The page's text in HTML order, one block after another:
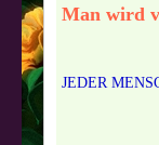
Man wird
JEDER